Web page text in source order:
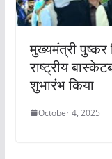
मुख्यमंत्री पुष्कर
राष्ट्रीय
शुभारंभ किया
October 4, 2025